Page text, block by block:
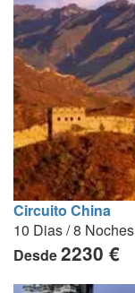
Circuito China
10 Dias / 8 Noches
Desde2230 €